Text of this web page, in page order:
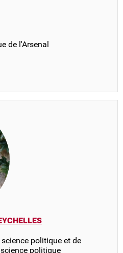
de l'Arsenal
politique et de
politique